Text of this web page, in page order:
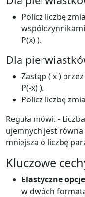
Policz liczbę
P(x) ).
Dla
Zastąp ( x )
P(-x) ).
Policz liczbę
Reguła mówi: -
ujemnych jest
mniejsza o liczbę
Kluczowe
Elastyczne
w dwóch